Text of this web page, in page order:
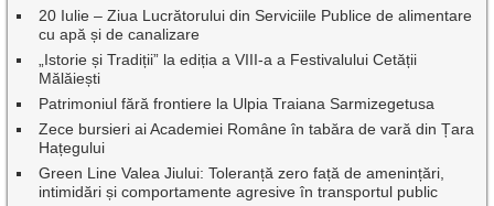
20 Iulie – Ziua Lucrătorului din Serviciile Publice de alimentare
cu apă și de canalizare
„Istorie și Tradiții” la ediția a VIII-a a Festivalului Cetății
Mălăiești
Patrimoniul fără frontiere la Ulpia Traiana Sarmizegetusa
Zece bursieri ai Academiei Române în tabăra de vară din Țara
Hațegului
Green Line Valea Jiului: Toleranță zero față de amenințări,
intimidări și comportamente agresive în transportul public